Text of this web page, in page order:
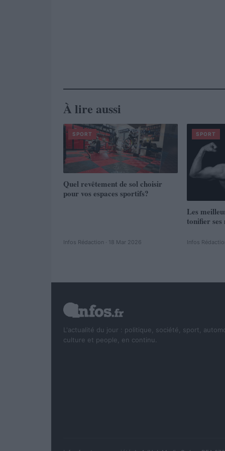
À lire aussi
SPORT
Quel revêtement de sol choisir
pour vos espaces sportifs?
Infos Rédaction · 18 Mar 2026
SPORT
Les
tonifier ses
Infos
L'actualité du jour : politique, société, sport,
culture et people, en continu.